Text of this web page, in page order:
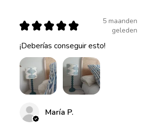
★ ★ ★ ★ ★
5 maanden
geleden
¡Deberías conseguir esto!
María P.